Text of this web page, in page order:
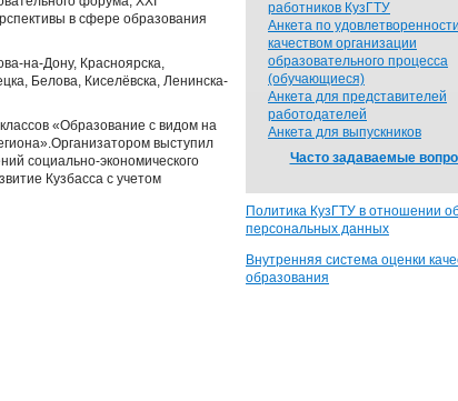
в сфере образования
на-Дону, Красноярска,
Белова, Киселёвска, Ленинска-
«Образование с видом на
выступил
социально-экономического
Кузбасса с учетом
работников КузГТУ
Анкета по
качеством организации
образовательного процесса
(обучающиеся)
Анкета для представителей
работодателей
Анкета для выпускников
Часто задаваемые
Политика КузГТУ в отношении
персональных данных
Внутренняя система оценки
образования